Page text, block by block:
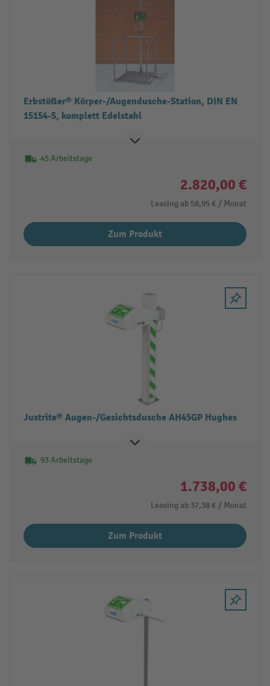
Erbstößer® Körper-/Augendusche-Station, DIN EN
15154-5, komplett Edelstahl
45 Arbeitstage
2.820,00 €
Leasing ab 58,95 € / Monat
Zum Produkt
Justrite® Augen-/Gesichtsdusche AH45GP Hughes
93 Arbeitstage
1.738,00 €
Leasing ab 37,38 € / Monat
Zum Produkt